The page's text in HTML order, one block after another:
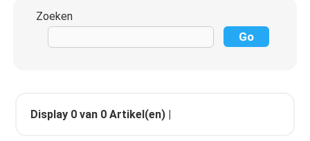
Zoeken
Display 0 van 0 Artikel(en) |